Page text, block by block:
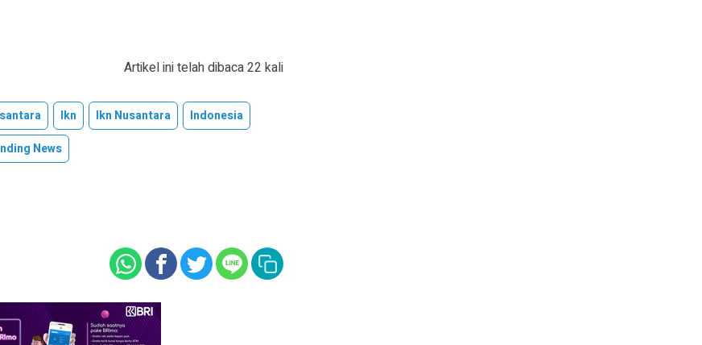
Artikel ini telah dibaca 22 kali
Ikn Ikn Nusantara
Indonesia
News